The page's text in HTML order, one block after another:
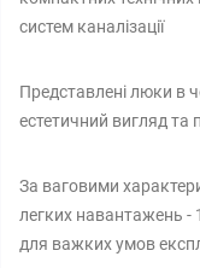
систем каналізації
Представлені люки в
естетичний вигляд та
За ваговими
легких навантажень -
для важких умов